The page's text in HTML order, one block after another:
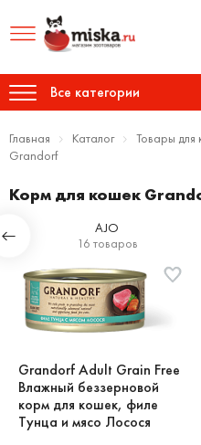
Все категории
Главная Каталог Товары для
Grandorf
Корм для кошек
AJO
16 товаров
Grandorf Adult Grain Free
Влажный беззерновой
корм для кошек, филе
Тунца и мясо Лосося